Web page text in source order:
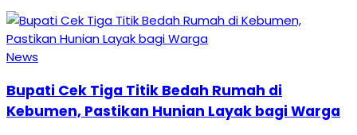
News
Bupati Cek Tiga Titik Bedah Rumah di
Kebumen, Pastikan Hunian Layak bagi Warga